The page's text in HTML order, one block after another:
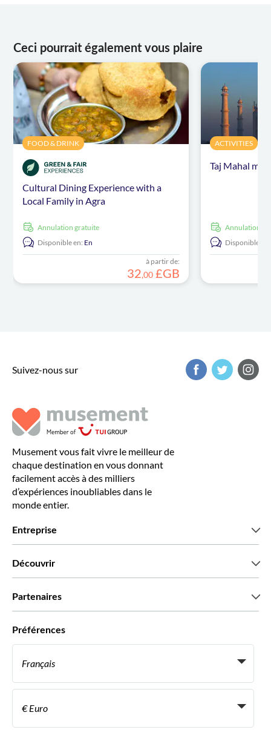
Ceci pourrait également vous plaire
FOOD & DRINK
Cultural Dining Experience with a
Local Family in Agra
Annulation gratuite
Disponible en: En
à partir de:
32,00 £GB
ACTIVITIES
Taj Mahal
Annulation
Disponible en:
Suivez-nous sur
Musement vous fait vivre le meilleur de
chaque destination en vous donnant
facilement accès à des milliers
d’expériences inoubliables dans le
monde entier.
Entreprise
Découvrir
Partenaires
Agences de voyages
Devenir Fournisseur
Become a Distribution Partner
Préférences
Français
Italiano
Français
Español
€ Euro